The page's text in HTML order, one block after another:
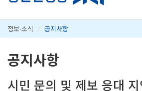
정보·소식 / 공지사항
공지사항
시민 문의 및 제보 응대